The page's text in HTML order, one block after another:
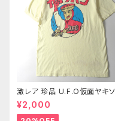
激レア 珍品 U.F.O仮面ヤキ
ン バックプリントTシャツ マイ
ル富岡 イエロー 入手困難
¥2,000